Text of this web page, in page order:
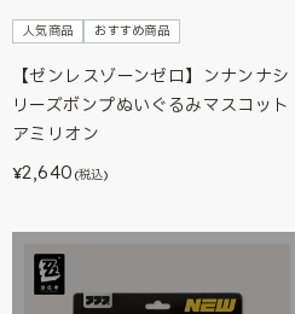
人気商品 おすすめ商品
【ゼンレスゾーンゼロ】ンナンナシ
リーズボンプぬいぐるみマスコット
アミリオン
¥2,640 (税込)